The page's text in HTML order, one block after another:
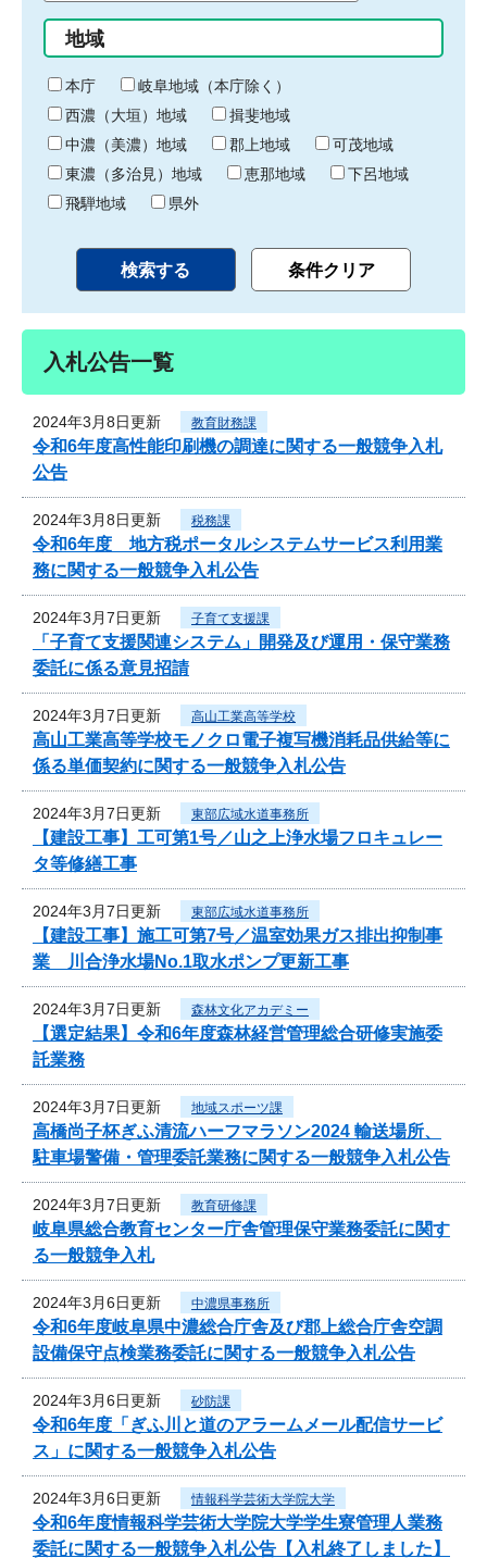
始
り
間
終
わ
り
地域
本庁
岐阜地域（本庁除く）
西濃（大垣）地域
揖斐地域
中濃（美濃）地域
郡上地域
可茂地域
東濃（多治見）地域
恵那地域
下呂地域
飛騨地域
県外
入札公告一覧
2024年3月8日更新 教育財務課
令和6年度高性能印刷機の調達に関する一般競争入札
公告
2024年3月8日更新 税務課
令和6年度 地方税ポータルシステムサービス利用業
務に関する一般競争入札公告
2024年3月7日更新 子育て支援課
「子育て支援関連システム」開発及び運用・保守業務
委託に係る意見招請
2024年3月7日更新 高山工業高等学校
高山工業高等学校モノクロ電子複写機消耗品供給等に
係る単価契約に関する一般競争入札公告
2024年3月7日更新 東部広域水道事務所
【建設工事】工可第1号／山之上浄水場フロキュレー
タ等修繕工事
2024年3月7日更新 東部広域水道事務所
【建設工事】施工可第7号／温室効果ガス排出抑制事
業 川合浄水場No.1取水ポンプ更新工事
2024年3月7日更新 森林文化アカデミー
【選定結果】令和6年度森林経営管理総合研修実施委
託業務
2024年3月7日更新 地域スポーツ課
高橋尚子杯ぎふ清流ハーフマラソン2024 輸送場所、
駐車場警備・管理委託業務に関する一般競争入札公告
2024年3月7日更新 教育研修課
岐阜県総合教育センター庁舎管理保守業務委託に関す
る一般競争入札
2024年3月6日更新 中濃県事務所
令和6年度岐阜県中濃総合庁舎及び郡上総合庁舎空調
設備保守点検業務委託に関する一般競争入札公告
2024年3月6日更新 砂防課
令和6年度「ぎふ川と道のアラームメール配信サービ
ス」に関する一般競争入札公告
2024年3月6日更新 情報科学芸術大学院大学
令和6年度情報科学芸術大学院大学学生寮管理人業務
委託に関する一般競争入札公告【入札終了しました】